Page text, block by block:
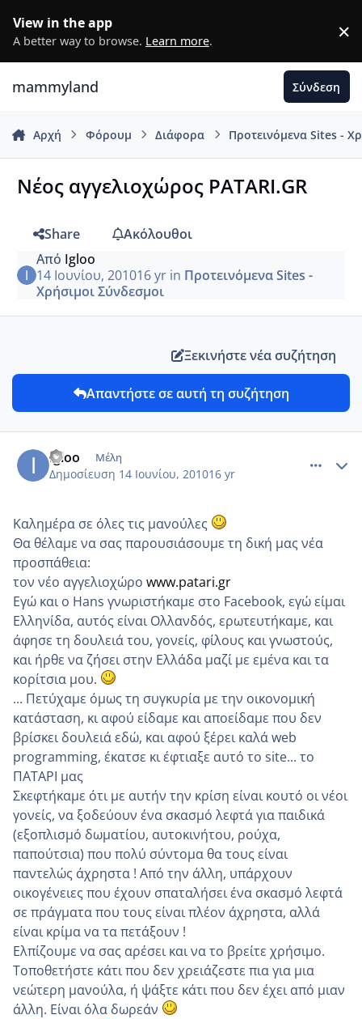
View in the app
A better way to browse. Learn more. ×
mammyland Σύνδεση
Αρχή Φόρουμ Διάφορα Προτεινόμενα Sites -
Νέος αγγελιοχώρος PATARI.GR
Share
Ακόλουθοι
Από Igloo
14 Ιουνίου, 201016 yrin Προτεινόμενα Sites -
Χρήσιμοι Σύνδεσμοι
Ξεκινήστε νέα συζήτηση
Απαντήστε σε αυτή τη συζήτηση
Igloo Μέλη
Δημοσίευση 14 Ιουνίου, 201016 yr
Καλημέρα σε όλες τις μανούλες
Θα θέλαμε να σας παρουσιάσουμε τη δική μας νέα
προσπάθεια:
τον νέο αγγελιοχώρο www.patari.gr
Εγώ και ο Hans γνωριστήκαμε στο Facebook, εγώ είμαι
Ελληνίδα, αυτός είναι Ολλανδός, ερωτευτήκαμε, και
άφησε τη δουλειά του, γονείς, φίλους και γνωστούς,
και ήρθε να ζήσει στην Ελλάδα μαζί με εμένα και τα
κορίτσια μου.
... Πετύχαμε όμως τη συγκυρία με την οικονομική
κατάσταση, κι αφού είδαμε και αποείδαμε που δεν
βρίσκει δουλειά εδώ, και αφού ξέρει καλά web
programming, έκατσε κι έφτιαξε αυτό το site... το
ΠΑΤΑΡΙ μας
Σκεφτήκαμε ότι με αυτήν την κρίση είναι κουτό οι νέοι
γονείς, να ξοδεύουν ένα σκασμό λεφτά για παιδικά
(εξοπλισμό δωματίου, αυτοκινήτου, ρούχα,
παπούτσια) που πολύ σύντομα θα τους είναι
παντελώς άχρηστα ! Από την άλλη, υπάρχουν
οικογένειες που έχουν σπαταλήσει ένα σκασμό λεφτά
σε πράγματα που τους είναι πλέον άχρηστα, αλλά
είναι κρίμα να τα πετάξουν !
Ελπίζουμε να σας αρέσει και να το βρείτε χρήσιμο.
Τοποθετήστε κάτι που δεν χρειάζεστε πια για μια
νεώτερη μανούλα, ή ψάξτε κάτι που δεν έχει από μιαν
άλλη. Είναι όλα δωρεάν